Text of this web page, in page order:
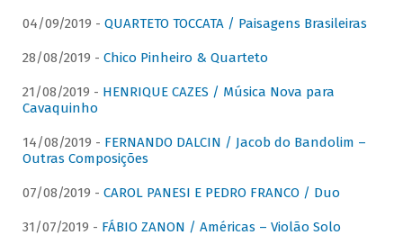
04/09/2019 - QUARTETO TOCCATA / Paisagens Brasileiras
28/08/2019 - Chico Pinheiro & Quarteto
21/08/2019 - HENRIQUE CAZES / Música Nova para
Cavaquinho
14/08/2019 - FERNANDO DALCIN / Jacob do Bandolim –
Outras Composições
07/08/2019 - CAROL PANESI E PEDRO FRANCO / Duo
31/07/2019 - FÁBIO ZANON / Américas – Violão Solo